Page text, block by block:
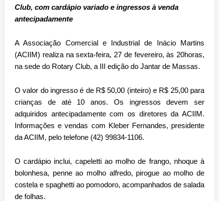
Club, com cardápio variado e ingressos à venda
antecipadamente
A Associação Comercial e Industrial de Inácio Martins
(ACIIM) realiza nasexta-feira, 27 de fevereiro, às 20horas,
na sede do Rotary Club, a III edição do Jantar de Massas.
O valor do ingresso é de R$ 50,00 (inteiro) e R$ 25,00 para
crianças de até 10 anos. Os ingressos devem ser
adquiridos antecipadamentecom os diretores da ACIIM.
Informações e vendas com Kleber Fernandes, presidente
da ACIIM, pelo telefone (42) 99834-1106.
O cardápio inclui, capeletti ao molho de frango, nhoque à
bolonhesa, penne ao molho alfredo, pirogue ao molho de
costela e spaghetti ao pomodoro, acompanhados de salada
de folhas.